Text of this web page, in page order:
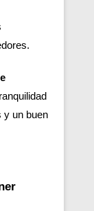
y un buen